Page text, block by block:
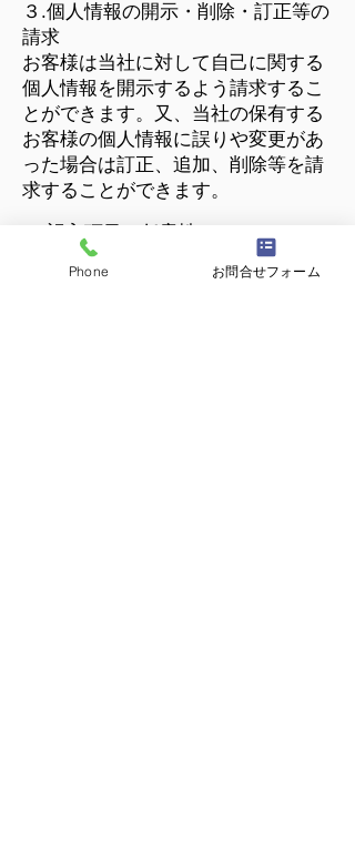
３.個人情報の開示・削除・訂正等の
請求
お客様は当社に対して自己に関する
個人情報を開示するよう請求するこ
とができます。又、当社の保有する
お客様の個人情報に誤りや変更があ
った場合は訂正、追加、削除等を請
求することができます。
４.記入項目の任意性について
必須項目以外の項目の記入は任意で
す。よろしければご記入をお願いし
Phone お問合せフォーム